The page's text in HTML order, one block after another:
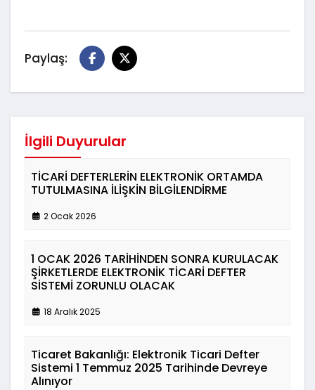
Paylaş:
İlgili Duyurular
TİCARİ DEFTERLERİN ELEKTRONİK ORTAMDA
TUTULMASINA İLİŞKİN BİLGİLENDİRME
2 Ocak 2026
1 OCAK 2026 TARİHİNDEN SONRA KURULACAK
ŞİRKETLERDE ELEKTRONİK TİCARİ DEFTER
SİSTEMİ ZORUNLU OLACAK
18 Aralık 2025
Ticaret Bakanlığı: Elektronik Ticari Defter
Sistemi 1 Temmuz 2025 Tarihinde Devreye
Alınıyor